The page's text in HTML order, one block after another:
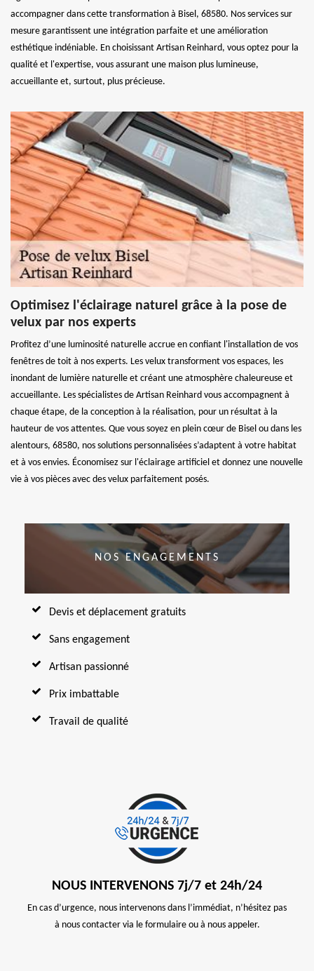
accompagner dans cette transformation à Bisel, 68580. Nos services sur
mesure garantissent une intégration parfaite et une amélioration
esthétique indéniable. En choisissant Artisan Reinhard, vous optez pour la
qualité et l'expertise, vous assurant une maison plus lumineuse,
accueillante et, surtout, plus précieuse.
Optimisez l'éclairage naturel grâce à la pose de
velux par nos experts
Profitez d’une luminosité naturelle accrue en confiant l'installation de vos
fenêtres de toit à nos experts. Les velux transforment vos espaces, les
inondant de lumière naturelle et créant une atmosphère chaleureuse et
accueillante. Les spécialistes de Artisan Reinhard vous accompagnent à
chaque étape, de la conception à la réalisation, pour un résultat à la
hauteur de vos attentes. Que vous soyez en plein cœur de Bisel ou dans les
alentours, 68580, nos solutions personnalisées s’adaptent à votre habitat
et à vos envies. Économisez sur l'éclairage artificiel et donnez une nouvelle
vie à vos pièces avec des velux parfaitement posés.
NOS ENGAGEMENTS
Devis et déplacement gratuits
Sans engagement
Artisan passionné
Prix imbattable
Travail de qualité
NOUS INTERVENONS 7j/7 et 24h/24
En cas d’urgence, nous intervenons dans l’immédiat, n’hésitez pas
à nous contacter via le formulaire ou à nous appeler.